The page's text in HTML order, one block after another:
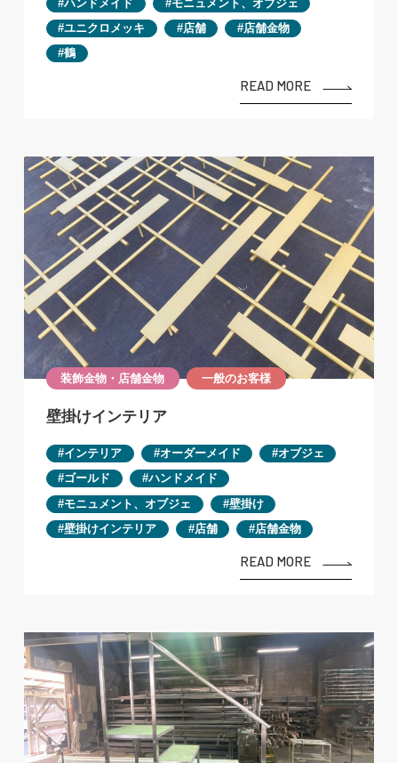
ハンドメイド
モニュメント、オブジェ
ユニクロメッキ
店舗
店舗金物
鶴
READ MORE
装飾金物・店舗金物 一般のお客様
壁掛けインテリア
インテリア オーダーメイド
オブジェ
ゴールド
ハンドメイド
モニュメント、オブジェ
壁掛け
壁掛けインテリア
店舗 店舗金物
READ MORE